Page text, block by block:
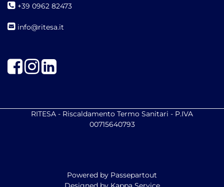
+39 0962 82473
info@ritesa.it
FacebookInstagram
LinkedIn
RITESA - Riscaldamento Termo Sanitari - P.IVA
00715640793
Powered by Passepartout